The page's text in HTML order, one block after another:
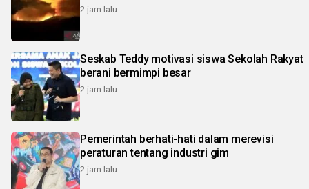
2 jam lalu
Seskab Teddy motivasi siswa Sekolah Rakyat
berani bermimpi besar
2 jam lalu
Pemerintah berhati-hati dalam merevisi
peraturan tentang industri gim
2 jam lalu